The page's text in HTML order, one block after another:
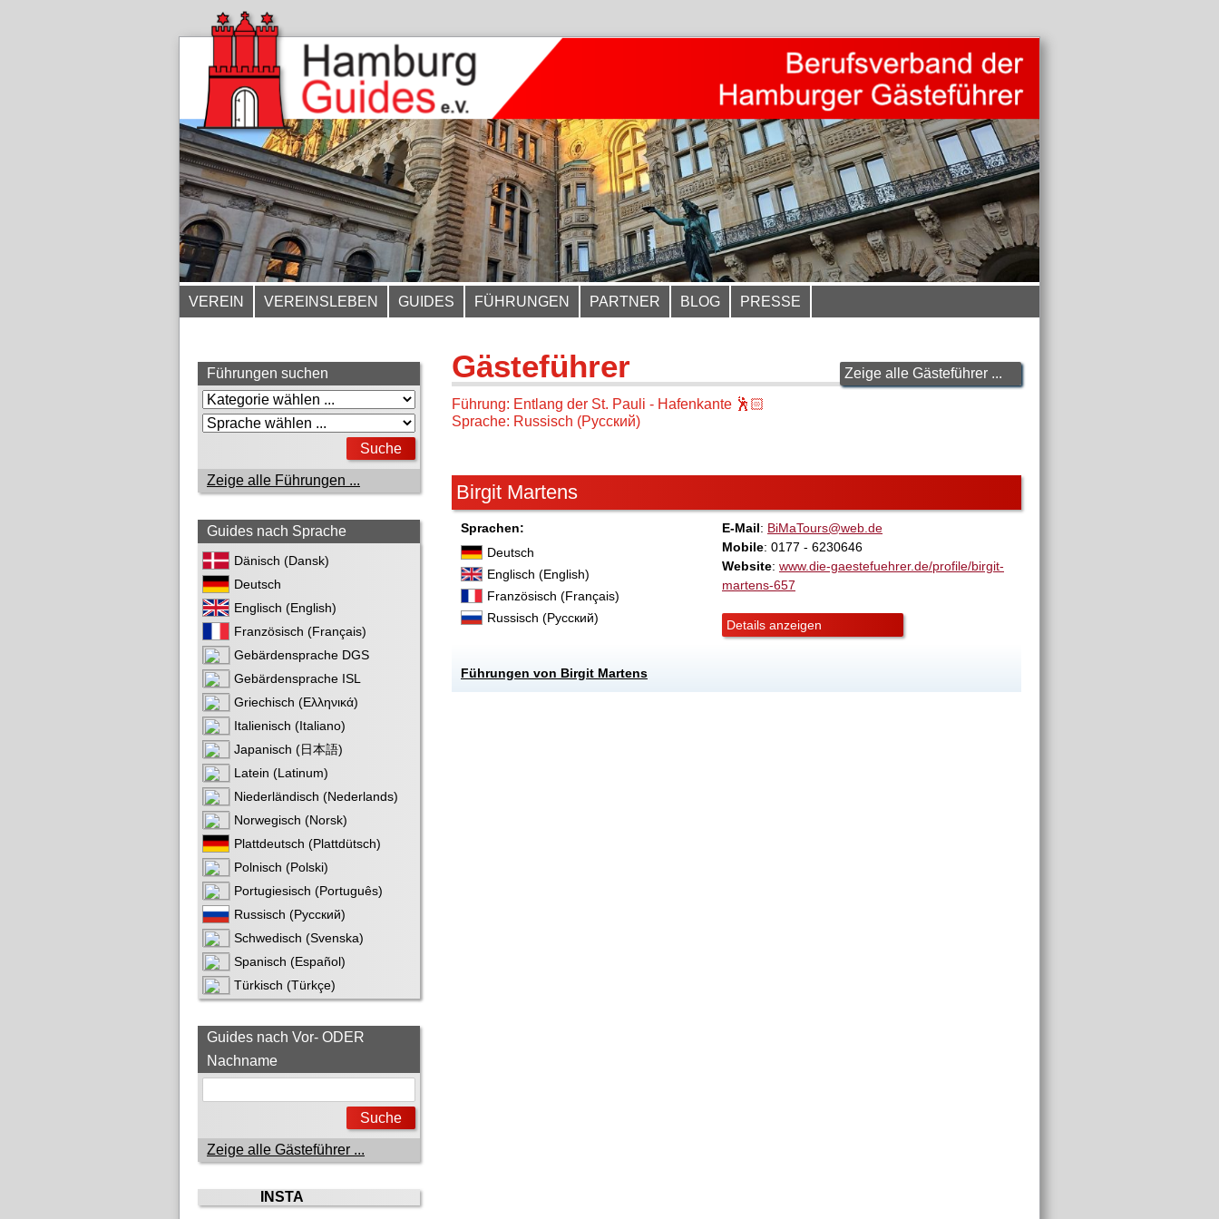
VEREIN VEREINSLEBEN GUIDES FÜHRUNGEN PARTNER BLOG PRESSE
Gästeführer
Führung: Entlang der St. Pauli - Hafenkante 🕺🏻
Sprache: Russisch (Русский)
Zeige alle Gästeführer ...
Birgit Martens
Sprachen:
Deutsch
Englisch (English)
Französisch (Français)
Russisch (Русский)
E-Mail: BiMaTours@web.de
Mobile: 0177 - 6230646
Website: www.die-gaestefuehrer.de/profile/birgit-
martens-657
Details anzeigen
Führungen von Birgit Martens
Führungen suchen
Zeige alle Führungen ...
Guides nach Sprache
Dänisch (Dansk)
Deutsch
Englisch (English)
Französisch (Français)
Gebärdensprache DGS
Gebärdensprache ISL
Griechisch (Ελληνικά)
Italienisch (Italiano)
Japanisch (日本語)
Latein (Latinum)
Niederländisch (Nederlands)
Norwegisch (Norsk)
Plattdeutsch (Plattdütsch)
Polnisch (Polski)
Portugiesisch (Português)
Russisch (Русский)
Schwedisch (Svenska)
Spanisch (Español)
Türkisch (Türkçe)
Guides nach Vor- ODER
Nachname
Zeige alle Gästeführer ...
INSTA